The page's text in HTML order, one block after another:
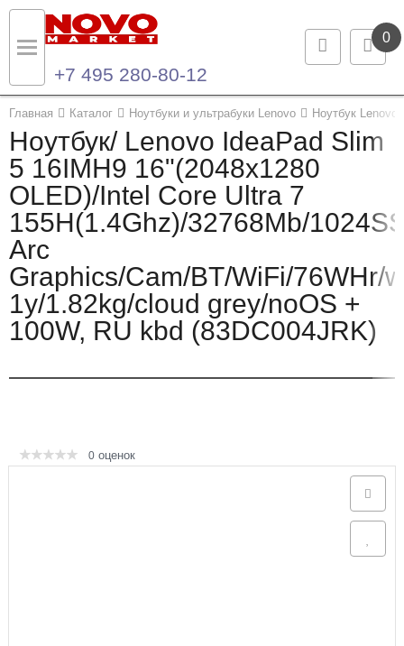
0
+7 495 280-80-12
Главная Каталог Ноутбуки и ультрабуки Lenovo Ноутбук
Ноутбук/ Lenovo IdeaPad Slim
5 16IMH9 16"(2048x1280
OLED)/Intel Core Ultra 7
155H(1.4Ghz)/32768Mb/
Arc
Graphics/Cam/BT/WiFi/76WHr/
1y/1.82kg/cloud grey/noOS +
100W, RU kbd (83DC004JRK)
0 оценок
Назад
Каталог продукции
Ноутбуки и ультрабуки
Компьютеры
Моноблоки
Серверы и СХД
Назад
Контакты
Контактная информация